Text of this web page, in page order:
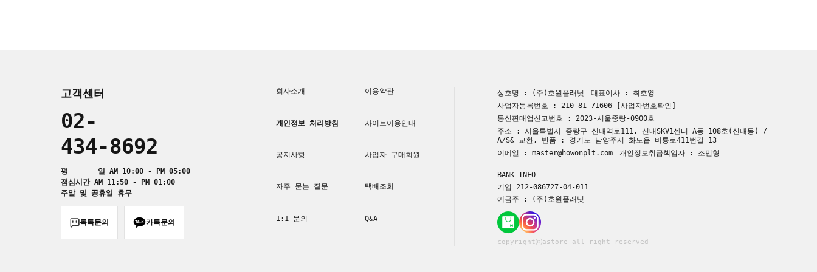
고객센터
02-
434-8692
평 일 AM 10:00 - PM 05:00
점심시간 AM 11:50 - PM 01:00
주말 및 공휴일 휴무
톡톡문의 카톡문의
회사소개 이용약관
개인정보 처리방침 사이트이용안내
공지사항 사업자 구매회원
자주 묻는 질문 택배조회
1:1 문의 Q&A
상호명 : (주)호원플래닛
대표이사 : 최호영
사업자등록번호 : 210-81-71606
[사업자번호확인]
통신판매업신고번호 : 2023-서울중랑-0900호
주소 : 서울특별시 중랑구 신내역로111, 신내SKV1센터 A동 108호(신내동) /
A/S& 교환, 반품 : 경기도 남양주시 화도읍 비룡로411번길 13
이메일 : master@howonplt.com
개인정보취급책임자 : 조민형
BANK INFO
기업 212-086727-04-011
예금주 : (주)호원플래닛
copyright⒞astore all right reserved